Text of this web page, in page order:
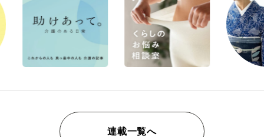
連載一覧へ